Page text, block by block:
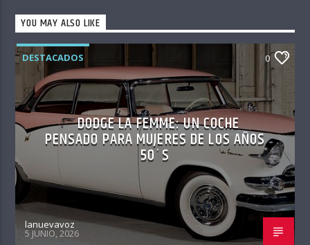
YOU MAY ALSO LIKE
DESTACADOS 0
DODGE LA FEMME: UN COCHE
PENSADO PARA MUJERES DE LOS AÑOS
50´S
lanuevavoz
5 JUNIO, 2026